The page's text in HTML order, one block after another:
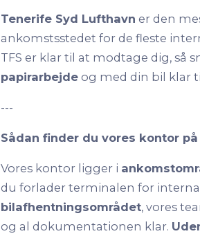
Tenerife Syd Lufthavn er den
ankomstsstedet for de fleste
TFS er klar til at modtage dig, så
papirarbejde og med din bil klar
---
Sådan finder du vores kontor på
Vores kontor ligger i
du forlader terminalen for
bilafhentningsområdet, vores
og al dokumentationen klar.